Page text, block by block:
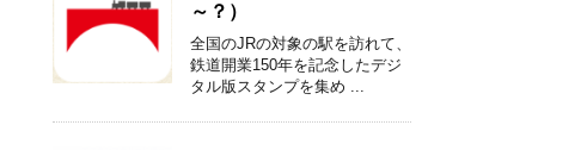
～？）
全国のJRの対象の駅を訪れて、
鉄道開業150年を記念したデジ
タル版スタンプを集め ...